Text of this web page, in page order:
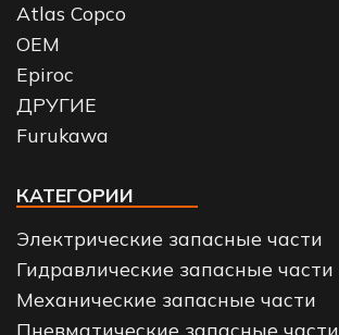
Atlas Copco
OEM
Epiroc
ДРУГИЕ
Furukawa
КАТЕГОРИИ
Электрические запасные части
Гидравлические запасные части
Механические запасные части
Пневматические запасные части